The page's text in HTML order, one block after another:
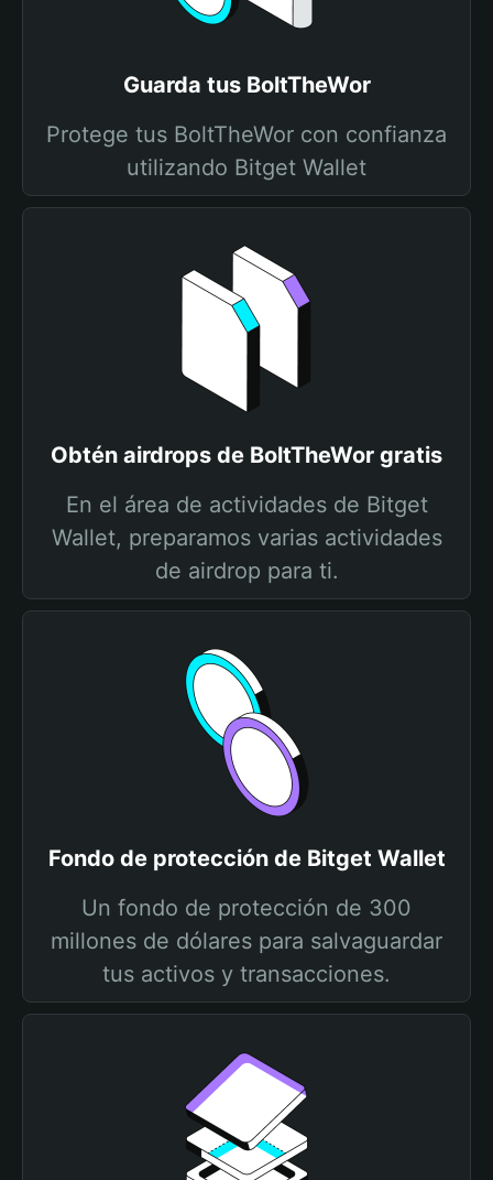
Guarda tus BoltTheWor
Protege tus BoltTheWor con confianza
utilizando Bitget Wallet
Obtén airdrops de BoltTheWor gratis
En el área de actividades de Bitget
Wallet, preparamos varias actividades
de airdrop para ti.
Fondo de protección de Bitget Wallet
Un fondo de protección de 300
millones de dólares para salvaguardar
tus activos y transacciones.